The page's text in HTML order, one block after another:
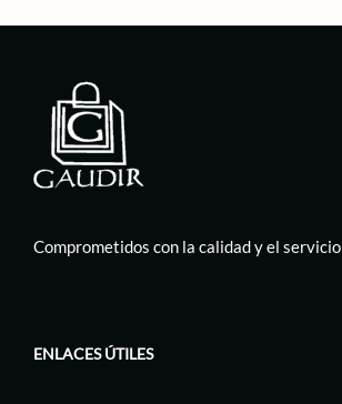
Comprometidos con la calidad y el servicio
ENLACES ÚTILES